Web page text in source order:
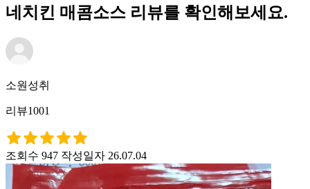
네치킨 매콤소스 리뷰를 확인해보세요.
소원성취
리뷰1001
조회수 947 작성일자 26.07.04